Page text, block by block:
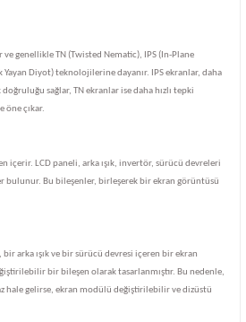
genellikle TN (Twisted Nematic), IPS (In-Plane
Yayan Diyot) teknolojilerine dayanır. IPS ekranlar, daha
sağlar, TN ekranlar ise daha hızlı tepki
öne çıkar.
içerir. LCD paneli, arka ışık, invertör, sürücü devreleri
bulunur. Bu bileşenler, birleşerek bir ekran görüntüsü
arka ışık ve bir sürücü devresi içeren bir ekran
bir bileşen olarak tasarlanmıştır. Bu nedenle,
hale gelirse, ekran modülü değiştirilebilir ve dizüstü